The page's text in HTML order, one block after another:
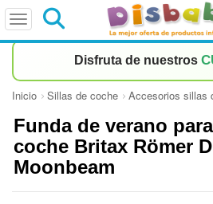
Disfruta de nuestros
Inicio Sillas de coche Accesorios sillas
Funda de verano
coche Britax Römer
Moonbeam